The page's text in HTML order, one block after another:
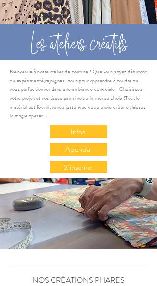
Les ateliers créatifs
Bienvenue à notre atelier de couture ! Que vous soyez débutant
ou expérimenté,rejoignez-nous pour apprendre à coudre ou
vous perfectionner dans une ambiance conviviale ! Choisissez
votre projet et vos tissus parmi notre immense choix !Tout le
matériel est fourni, venez juste avec votre envie créer et laissez
la magie opérer...
Infos
Agenda
S'inscrire
NOS CRÉATIONS PHARES